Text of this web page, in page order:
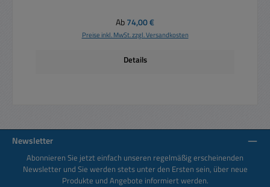
Regulärer Preis:
Ab74,00 €
Preise inkl. MwSt. zzgl. Versandkosten
Details
Newsletter
Abonnieren Sie jetzt einfach unseren regelmäßig erscheinenden
Newsletter und Sie werden stets unter den Ersten sein, über neue
Produkte und Angebote informiert werden.